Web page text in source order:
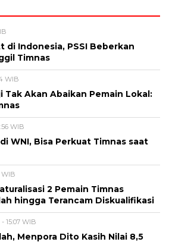
di Indonesia, PSSI Beberkan
Timnas
WIB
Tak Akan Abaikan Pemain Lokal:
WIB
WNI, Bisa Perkuat Timnas saat
WIB
2 Pemain Timnas
hingga Terancam Diskualifikasi
15:07 WIB
Menpora Dito Kasih Nilai 8,5